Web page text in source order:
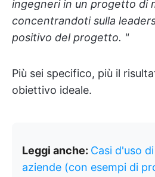
ingegneri in un progetto di
concentrandoti sulla
positivo del progetto. "
Più sei specifico, più il
obiettivo ideale.
Leggi anche: Casi d'uso
aziende (con esempi di